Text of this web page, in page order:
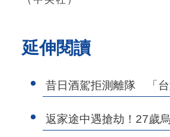
延伸閱讀
昔日酒駕拒測離隊 「台
返家途中遇搶劫！27歲